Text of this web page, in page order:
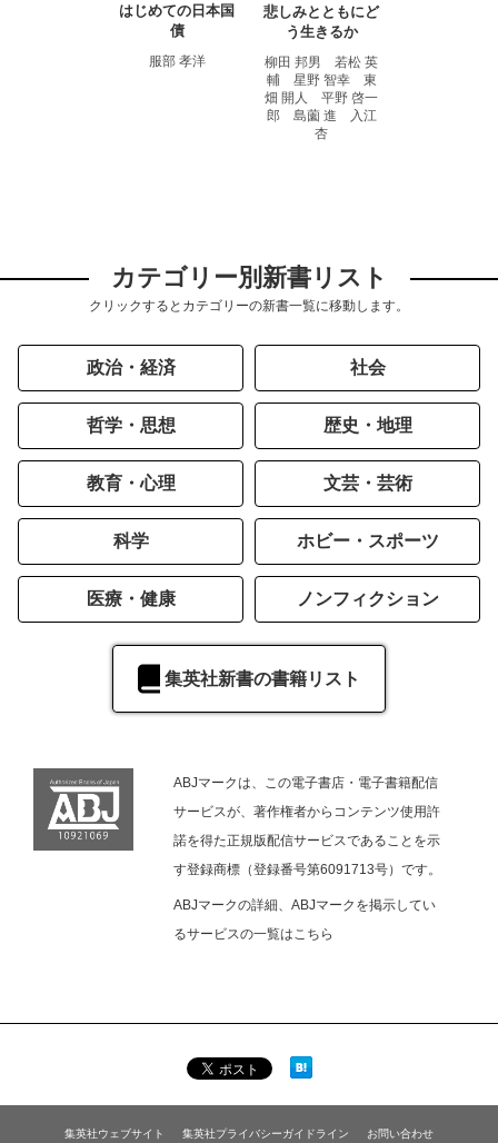
はじめての日本国
債
服部 孝洋
悲しみとともにど
う生きるか
柳田 邦男 若松 英
輔 星野 智幸 東
畑 開人 平野 啓一
郎 島薗 進 入江
杏
カテゴリー別新書リスト
クリックするとカテゴリーの新書一覧に移動します。
政治・経済 社会
哲学・思想 歴史・地理
教育・心理 文芸・芸術
科学 ホビー・スポーツ
医療・健康 ノンフィクション
集英社新書の書籍リスト
ABJマークは、この電子書店・電子書籍配信
サービスが、著作権者からコンテンツ使用許
諾を得た正規版配信サービスであることを示
す登録商標（登録番号第6091713号）です。
ABJマークの詳細、ABJマークを掲示してい
るサービスの一覧はこちら
集英社ウェブサイト 集英社プライバシーガイドライン お問い合わせ